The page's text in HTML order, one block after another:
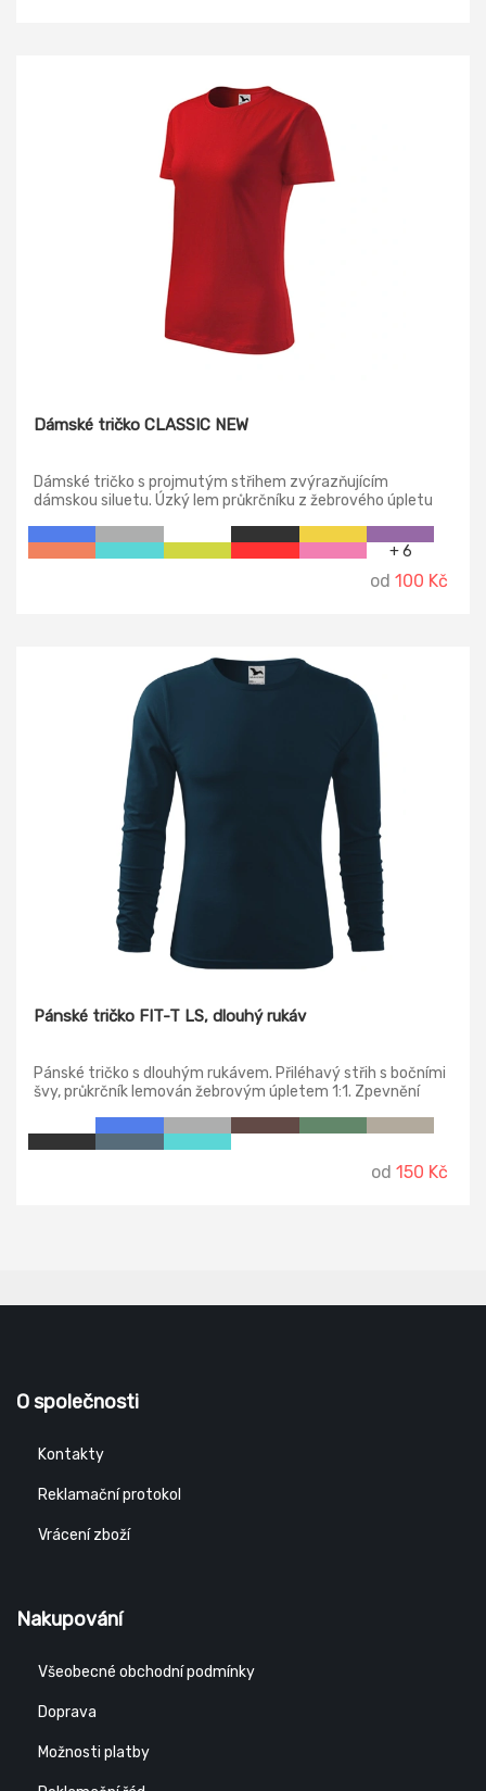
Dámské tričko CLASSIC NEW
Dámské tričko s projmutým střihem zvýrazňujícím
dámskou siluetu. Úzký lem průkrčníku z žebrového úpletu
+ 6
od 100 Kč
Pánské tričko FIT-T LS, dlouhý rukáv
Pánské tričko s dlouhým rukávem. Přiléhavý střih s bočními
švy, průkrčník lemován žebrovým úpletem 1:1. Zpevnění
od 150 Kč
O společnosti
Kontakty
Reklamační protokol
Vrácení zboží
Nakupování
Všeobecné obchodní podmínky
Doprava
Možnosti platby